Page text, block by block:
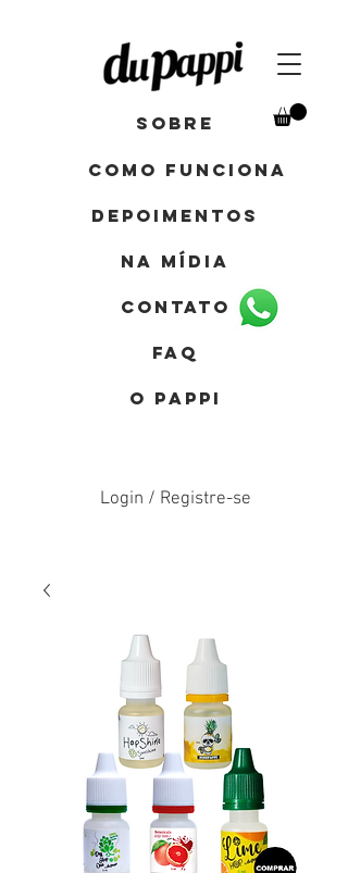
Sobre
como funciona
depoimentos
Na mídia
contato
FAQ
Login / Registre-se
o pappi